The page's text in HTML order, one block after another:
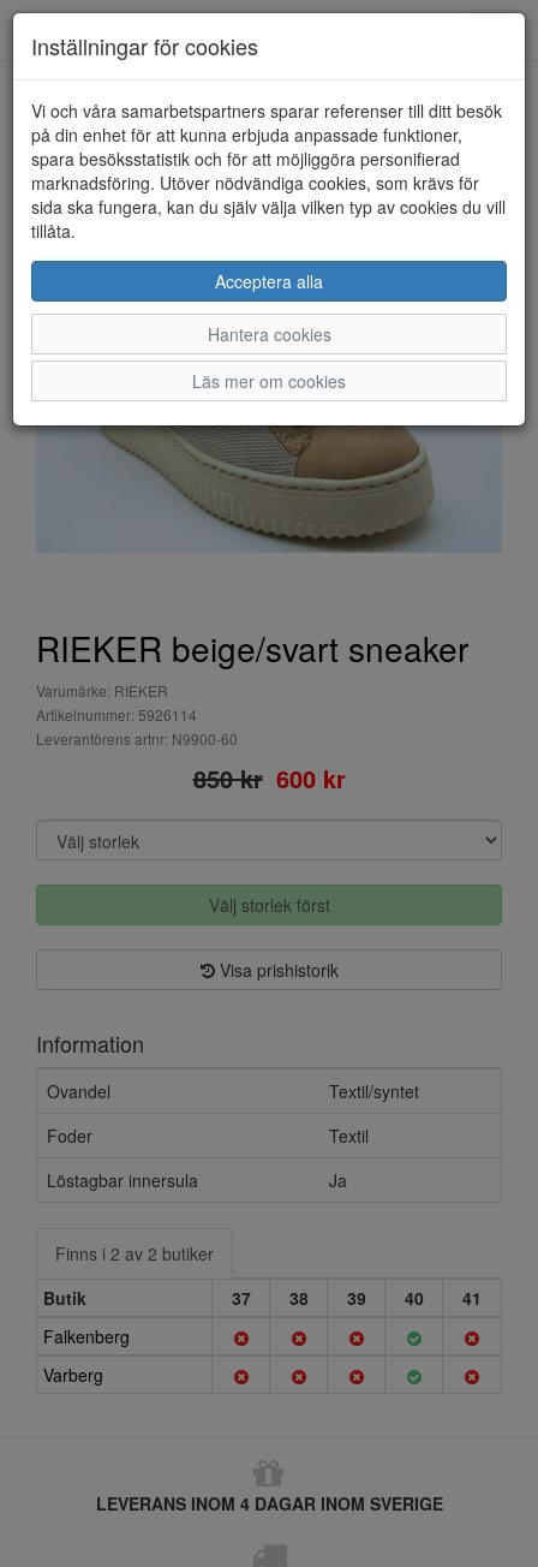
HEM RIEKER
RIEKER beige/svart sneaker
Varumärke: RIEKER
Artikelnummer: 5926114
Leverantörens artnr: N9900-60
850 kr 600 kr
Välj storlek först
Visa prishistorik
Information
Ovandel
Textil/syntet
Foder
Textil
Löstagbar innersula
Ja
Finns i 2 av 2 butiker
Butik
37 38 39 40
41
Falkenberg
Varberg
LEVERANS INOM 4 DAGAR INOM SVERIGE
Inställningar för cookies
Vi och våra samarbetspartners sparar referenser till ditt besök
på din enhet för att kunna erbjuda anpassade funktioner,
spara besöksstatistik och för att möjliggöra personifierad
marknadsföring. Utöver nödvändiga cookies, som krävs för
sida ska fungera, kan du själv välja vilken typ av cookies du vill
tillåta.
Acceptera alla
Hantera cookies
Läs mer om cookies